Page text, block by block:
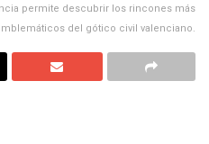
permite descubrir los rincones más
del gótico civil valenciano.